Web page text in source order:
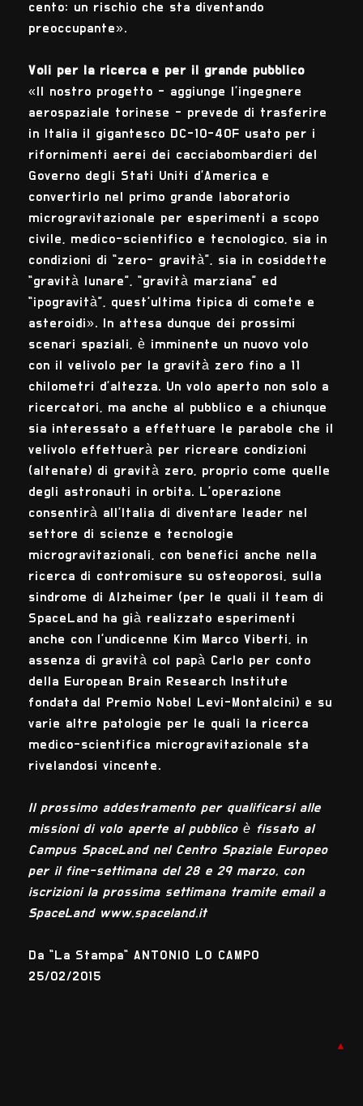
cento: un rischio che sta diventando
preoccupante».
Voli per la ricerca e per il grande pubblico
«Il nostro progetto - aggiunge l’ingegnere
aerospaziale torinese - prevede di trasferire
in Italia il gigantesco DC-10-40F usato per i
rifornimenti aerei dei cacciabombardieri del
Governo degli Stati Uniti d’America e
convertirlo nel primo grande laboratorio
microgravitazionale per esperimenti a scopo
civile, medico-scientifico e tecnologico, sia in
condizioni di “zero- gravità”, sia in cosiddette
“gravità lunare”, “gravità marziana” ed
“ipogravità”, quest’ultima tipica di comete e
asteroidi». In attesa dunque dei prossimi
scenari spaziali, è imminente un nuovo volo
con il velivolo per la gravità zero fino a 11
chilometri d’altezza. Un volo aperto non solo a
ricercatori, ma anche al pubblico e a chiunque
sia interessato a effettuare le parabole che il
velivolo effettuerà per ricreare condizioni
(altenate) di gravità zero, proprio come quelle
degli astronauti in orbita. L’operazione
consentirà all’Italia di diventare leader nel
settore di scienze e tecnologie
microgravitazionali, con benefici anche nella
ricerca di contromisure su osteoporosi, sulla
sindrome di Alzheimer (per le quali il team di
SpaceLand ha già realizzato esperimenti
anche con l’undicenne Kim Marco Viberti, in
assenza di gravità col papà Carlo per conto
della European Brain Research Institute
fondata dal Premio Nobel Levi-Montalcini) e su
varie altre patologie per le quali la ricerca
medico-scientifica microgravitazionale sta
rivelandosi vincente.
Il prossimo addestramento per qualificarsi alle
missioni di volo aperte al pubblico è fissato al
Campus SpaceLand nel Centro Spaziale Europeo
per il fine-settimana del 28 e 29 marzo, con
iscrizioni la prossima settimana tramite email a
SpaceLand www.spaceland.it
Da "La Stampa" ANTONIO LO CAMPO
25/02/2015
▲